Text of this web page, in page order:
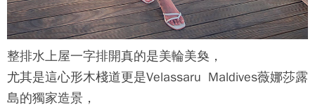
整排水上屋一字排開真的是美輪美奐，
尤其是這心形木棧道更是Velassaru Maldives薇娜莎露
島的獨家造景，